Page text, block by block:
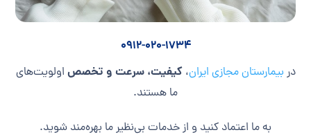
0912-020-1734
در بیمارستان مجازی ایران، کیفیت، سرعت و تخصص اولویت‌های
ما هستند.
به ما اعتماد کنید و از خدمات بی‌نظیر ما بهره‌مند شوید.